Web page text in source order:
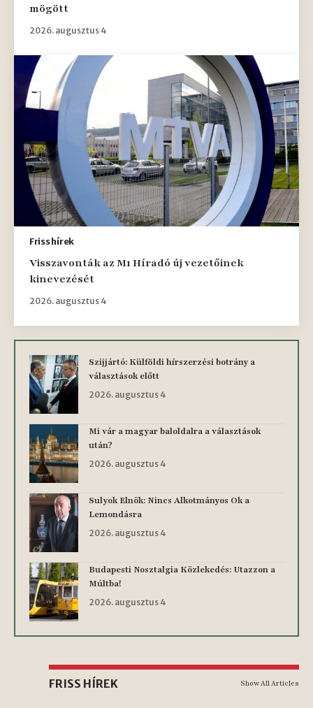
mögött
2026. augusztus 4
Friss hírek
Visszavonták az M1 Híradó új vezetőinek
kinevezését
2026. augusztus 4
Szijjártó: Külföldi hírszerzési botrány a
választások előtt
2026. augusztus 4
Mi vár a magyar baloldalra a választások
után?
2026. augusztus 4
Sulyok Elnök: Nincs Alkotmányos Ok a
Lemondásra
2026. augusztus 4
Budapesti Nosztalgia Közlekedés: Utazzon a
Múltba!
2026. augusztus 4
FRISS HÍREK Show All Articles